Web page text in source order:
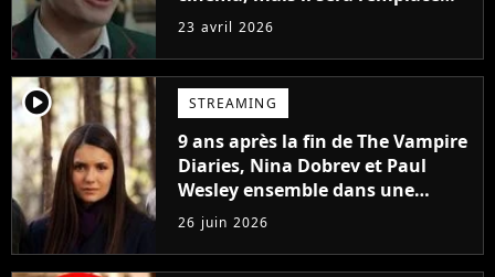
par un autre humoriste dans la
23 avril 2026
player2 STREAMING
9 ans après la fin de The Vampire
Diaries, Nina Dobrev et Paul
Wesley ensemble dans une
nouvelle série
26 juin 2026